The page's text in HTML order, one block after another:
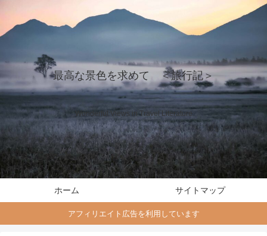
最高な景色を求めて ＜旅行記＞
Wonderful Views in Travel Literature
ホーム サイトマップ
アフィリエイト広告を利用しています